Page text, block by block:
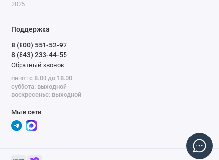
2025
Поддержка
8 (800) 551-52-97
8 (843) 233-44-55
Обратный звонок
пн-пт: с 8.00 до 18.00
суббота: выходной
воскресенье: выходной
Мы в сети